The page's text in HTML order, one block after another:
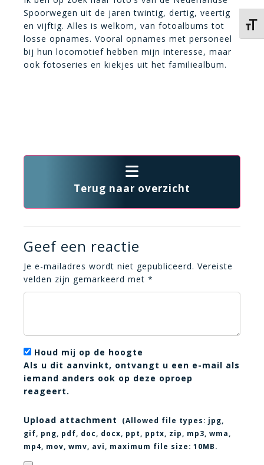
Spoorwegen uit de jaren twintig, dertig, veertig
en vijftig. Alles is welkom, van fotoalbums tot
losse opnames. Vooral opnames met personeel
bij hun locomotief hebben mijn interesse, maar
ook fotoseries en kiekjes uit het familiealbum.
Terug naar overzicht
Geef een reactie
Je e-mailadres wordt niet gepubliceerd. Vereiste
velden zijn gemarkeerd met *
Houd mij op de hoogte
Als u dit aanvinkt, ontvangt u een e-mail als
iemand anders ook op deze oproep
reageert.
Upload attachment (Allowed file types: jpg,
gif, png, pdf, doc, docx, ppt, pptx, zip, mp3, wma,
mp4, mov, wmv, avi
, maximum file size: 10MB.